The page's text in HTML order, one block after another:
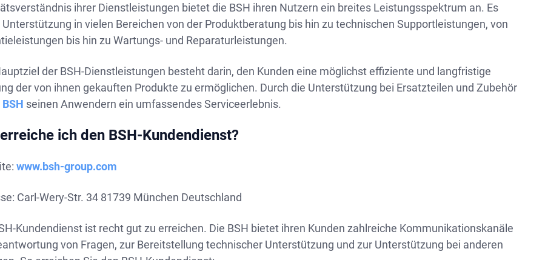
ihrer Dienstleistungen bietet die BSH ihren Nutzern ein breites Leistungsspektrum an. Es
Unterstützung in vielen Bereichen von der Produktberatung bis hin zu technischen Supportleistungen, von
bis hin zu Wartungs- und Reparaturleistungen.
der BSH-Dienstleistungen besteht darin, den Kunden eine möglichst effiziente und langfristige
der von ihnen gekauften Produkte zu ermöglichen. Durch die Unterstützung bei Ersatzteilen und Zubehör
BSH seinen Anwendern ein umfassendes Serviceerlebnis.
ich den BSH-Kundendienst?
www.bsh-group.com
Carl-Wery-Str. 34 81739 München Deutschland
Kundendienst ist recht gut zu erreichen. Die BSH bietet ihren Kunden zahlreiche Kommunikationskanäle
von Fragen, zur Bereitstellung technischer Unterstützung und zur Unterstützung bei anderen